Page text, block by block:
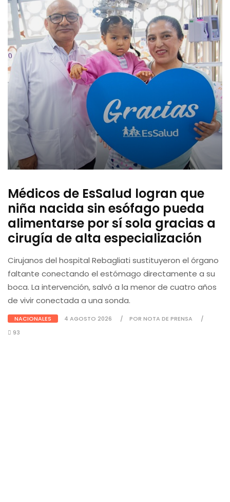
Médicos de EsSalud logran que
niña nacida sin esófago pueda
alimentarse por sí sola gracias a
cirugía de alta especialización
Cirujanos del hospital Rebagliati sustituyeron el órgano
faltante conectando el estómago directamente a su
boca. La intervención, salvó a la menor de cuatro años
de vivir conectada a una sonda.
NACIONALES 4 AGOSTO 2026
POR NOTA DE PRENSA
93